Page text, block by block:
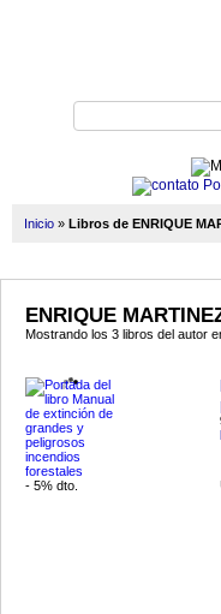
Inicio » Libros de ENRIQUE
ENRIQUE
Mostrando los 3 libros del autor
- 5% dto.